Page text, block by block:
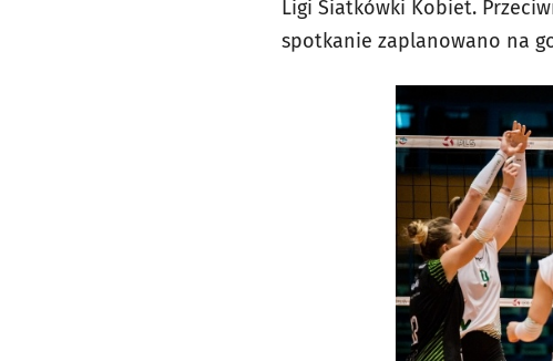
Ligi Siatkówki Kobiet.
spotkanie zaplanowano na